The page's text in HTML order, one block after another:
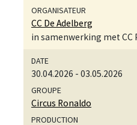
CC De Adelberg
in samenwerking met CC
30.04.2026 - 03.05.2026
Circus Ronaldo